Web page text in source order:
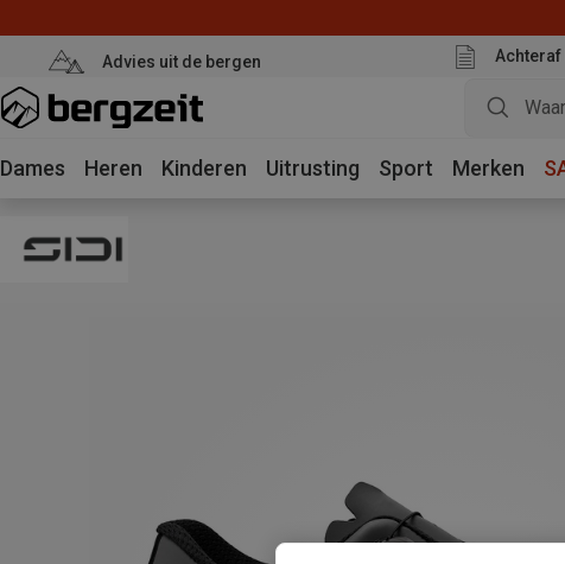
Advies uit de bergen Achteraf
Dames Heren Kinderen Uitrusting Sport Merken